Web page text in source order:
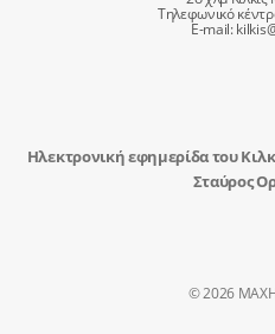
Τηλεφωνικό
E-mail:
Ηλεκτρονική εφημερίδα του
Σταύρος
© 2026